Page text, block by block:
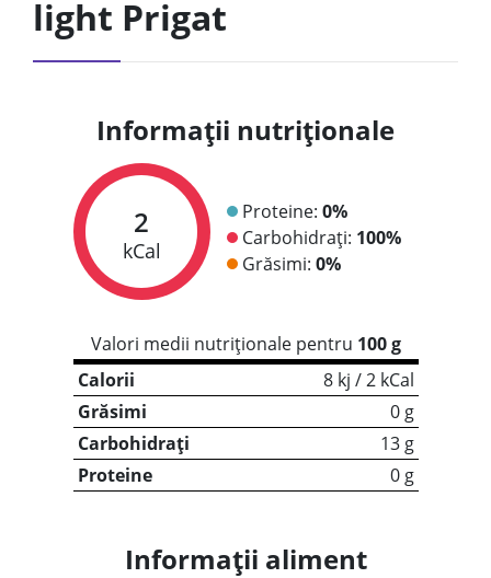
light Prigat
Informații nutriționale
2
kCal
Proteine: 0%
Carbohidrați: 100%
Grăsimi: 0%
Valori medii nutriționale pentru 100 g
Calorii
8 kj / 2 kCal
Grăsimi
0 g
Carbohidrați
13 g
Proteine
0 g
Informații aliment